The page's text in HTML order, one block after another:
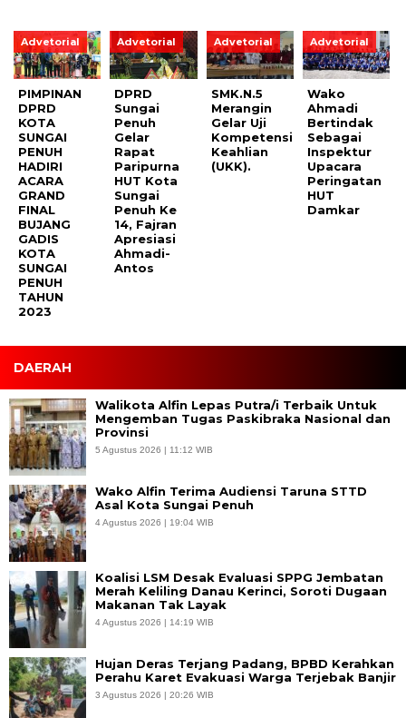
Advetorial
PIMPINAN
DPRD
KOTA
SUNGAI
PENUH
HADIRI
ACARA
GRAND
FINAL
BUJANG
GADIS
KOTA
SUNGAI
PENUH
TAHUN
2023
Advetorial
DPRD
Sungai
Penuh
Gelar
Rapat
Paripurna
HUT Kota
Sungai
Penuh Ke
14, Fajran
Apresiasi
Ahmadi-
Antos
Advetorial
SMK.N.5
Merangin
Gelar Uji
Kompetensi
Keahlian
(UKK).
Advetorial
Wako
Ahmadi
Bertindak
Sebagai
Inspektur
Upacara
Peringatan
HUT
Damkar
DAERAH
Walikota Alfin Lepas Putra/i Terbaik Untuk
Mengemban Tugas Paskibraka Nasional dan
Provinsi
5 Agustus 2026 | 11:12 WIB
Wako Alfin Terima Audiensi Taruna STTD
Asal Kota Sungai Penuh
4 Agustus 2026 | 19:04 WIB
Koalisi LSM Desak Evaluasi SPPG Jembatan
Merah Keliling Danau Kerinci, Soroti Dugaan
Makanan Tak Layak
4 Agustus 2026 | 14:19 WIB
Hujan Deras Terjang Padang, BPBD Kerahkan
Perahu Karet Evakuasi Warga Terjebak Banjir
3 Agustus 2026 | 20:26 WIB